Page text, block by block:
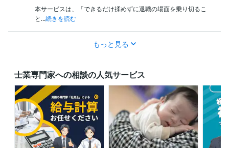
本サービスは、「できるだけ揉めずに退職の場面を乗り切るこ
と...続きを読む
もっと見る
士業専門家への相談の人気サービス